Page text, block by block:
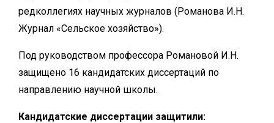
редколлегиях научных журналов (Романова И.Н.
Журнал «Сельское хозяйство»).
Под руководством профессора Романовой И.Н.
защищено 16 кандидатских диссертаций по
направлению научной школы.
Кандидатские диссертации защитили: